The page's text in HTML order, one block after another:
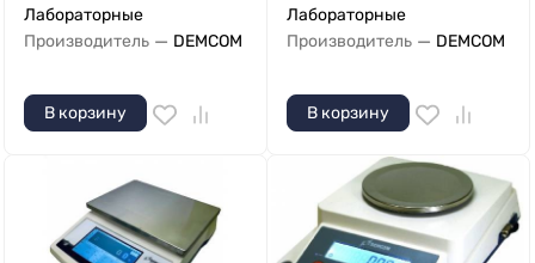
Лабораторные
Производитель — DEMCOM
В корзину
Лабораторные
Производитель — DEMCOM
В корзину